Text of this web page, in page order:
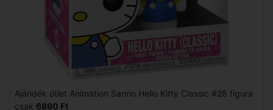
Ajándék ötlet Animation Sanrio Hello Kitty Classic #28 figura
csak 6890 Ft